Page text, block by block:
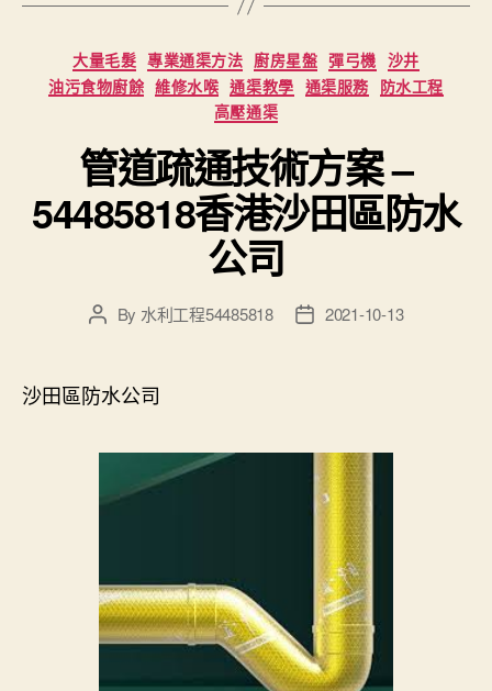
Categories
大量毛髮 專業通渠方法 廚房星盤 彈弓機 沙井
油污食物廚餘 維修水喉 通渠教學 通渠服務 防水工程
高壓通渠
管道疏通技術方案 –
54485818香港沙田區防水
公司
PostBy 水利工程54485818
Post2021-10-13
沙田區防水公司